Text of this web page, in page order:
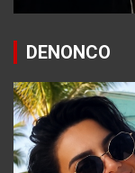
DENONCO